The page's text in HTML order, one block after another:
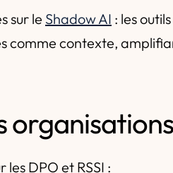
sur le Shadow AI : les
comme contexte,
organisations
DPO et RSSI :